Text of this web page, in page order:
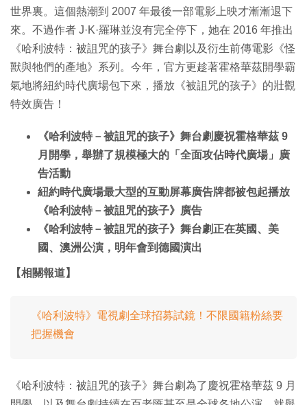
世界裏。這個熱潮到 2007 年最後一部電影上映才漸漸退下
來。不過作者 J·K·羅琳並沒有完全停下，她在 2016 年推出
《哈利波特：被詛咒的孩子》舞台劇以及衍生前傳電影《怪
獸與牠們的產地》系列。今年，官方更趁著霍格華茲開學霸
氣地將紐約時代廣場包下來，播放《被詛咒的孩子》的壯觀
特效廣告！
《哈利波特－被詛咒的孩子》舞台劇慶祝霍格華茲 9
月開學，舉辦了規模極大的「全面攻佔時代廣場」廣
告活動
紐約時代廣場最大型的互動屏幕廣告牌都被包起播放
《哈利波特－被詛咒的孩子》廣告
《哈利波特－被詛咒的孩子》舞台劇正在英國、美
國、澳洲公演，明年會到德國演出
【相關報道】
《哈利波特》電視劇全球招募試鏡！不限國籍粉絲要
把握機會
《哈利波特：被詛咒的孩子》舞台劇為了慶祝霍格華茲 9 月